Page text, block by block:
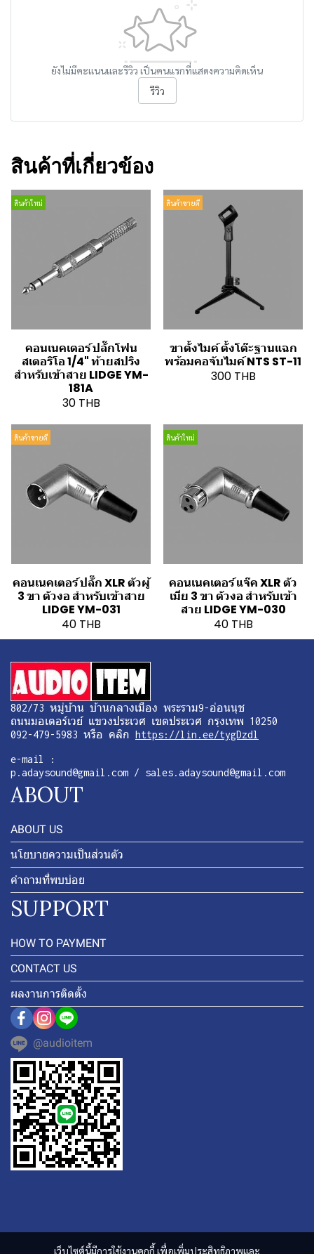
ยังไม่มีคะแนนและรีวิว เป็นคนแรกที่แสดงความคิดเห็น
รีวิว
สินค้าที่เกี่ยวข้อง
สินค้าใหม่
คอนเนคเตอร์ ปลั๊กโฟน
สเตอริโอ 1/4" ท้ายสปริง
สำหรับเข้าสาย LIDGE YM-
181A
30 THB
สินค้าขายดี
ขาตั้งไมค์ ตั้งโต๊ะฐานแฉก
พร้อมคอจับไมค์ NTS ST-11
300 THB
สินค้าขายดี
คอนเนคเตอร์ ปลั๊ก XLR ตัวผู้
3 ขา ตัวงอ สำหรับเข้าสาย
LIDGE YM-031
40 THB
สินค้าใหม่
คอนเนคเตอร์ แจ๊ค XLR ตัว
เมีย 3 ขา ตัวงอ สำหรับเข้า
สาย LIDGE YM-030
40 THB
เว็บไซต์นี้มีการใช้งานคุกกี้ เพื่อเพิ่มประสิทธิภาพและ
802/73 หมู่บ้าน บ้านกลางเมือง พระราม9-อ่อนนุช
ถนนมอเตอร์เวย์ แขวงประเวศ เขตประเวศ กรุงเทพ 10250
092-479-5983 หรือ คลิก https://lin.ee/tygDzdl
e-mail :
p.adaysound@gmail.com / sales.adaysound@gmail.com
ABOUT
ABOUT US
นโยบายความเป็นส่วนตัว
คำถามที่พบบ่อย
SUPPORT
HOW TO PAYMENT
CONTACT US
ผลงานการติดตั้ง
@audioitem